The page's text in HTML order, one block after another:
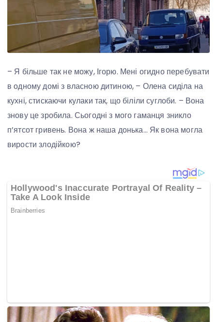
– Я більше так не можу, Ігорю. Мені огидно перебувати
в одному домі з власною дитиною, – Олена сиділа на
кухні, стискаючи кулаки так, що біліли суглоби. – Вона
знову це зробила. Сьогодні з мого гаманця зникло
п’ятсот гривень. Вона ж наша донька… Як вона могла
вирости злодійкою?